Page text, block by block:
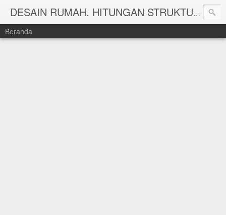
DESAIN RUMAH. HITUNGAN STRUKTUR DAN HITUNG RAB TAHUN 2025 WWW.KEISHAARSITEKRUMAH.COM
Beranda